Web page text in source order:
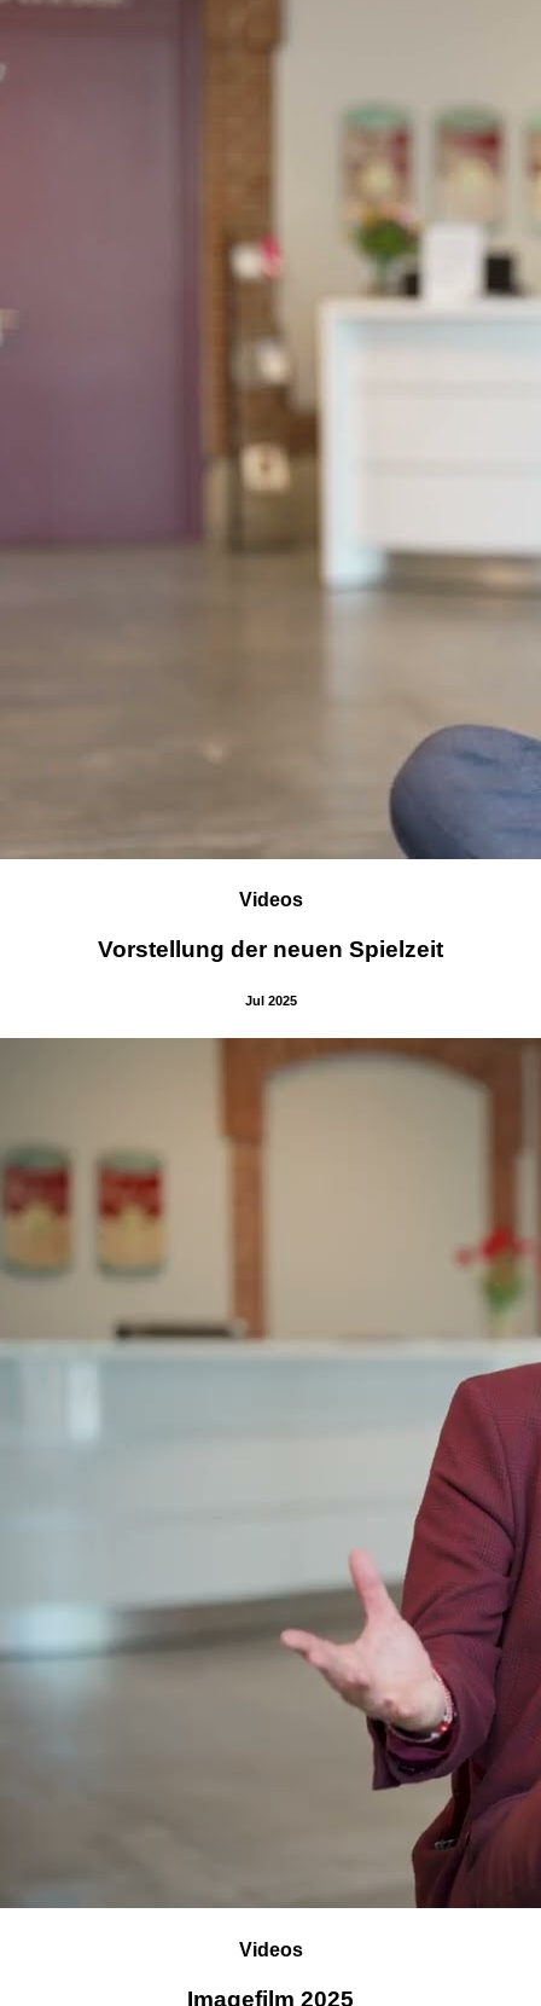
Videos
Vorstellung der neuen Spielzeit
Jul 2025
Videos
Imagefilm 2025